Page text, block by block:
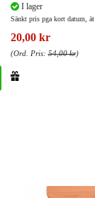
I lager
Sänkt pris pga kort datum, ät
20,00 kr
(Ord. Pris:54,00 kr)